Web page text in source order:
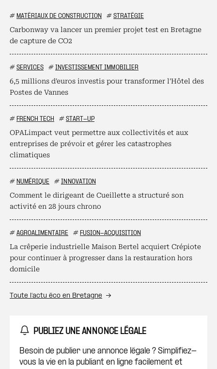
# MATÉRIAUX DE CONSTRUCTION # STRATÉGIE
Carbonway va lancer un premier projet test en Bretagne
de capture de CO2
# SERVICES # INVESTISSEMENT IMMOBILIER
6,5 millions d'euros investis pour transformer l'Hôtel des
Postes de Vannes
# FRENCH TECH # START-UP
OPALimpact veut permettre aux collectivités et aux
entreprises de prévoir et gérer les catastrophes
climatiques
# NUMÉRIQUE # INNOVATION
Comment le dirigeant de Cueillette a structuré son
activité en 28 jours chrono
# AGROALIMENTAIRE # FUSION-ACQUISITION
La crêperie industrielle Maison Bertel acquiert Crépiote
pour continuer à progresser dans la restauration hors
domicile
Toute l’actu éco en Bretagne
PUBLIEZ UNE ANNONCE LÉGALE
Besoin de publier une annonce légale ? Simplifiez-
vous la vie en la publiant en ligne facilement et